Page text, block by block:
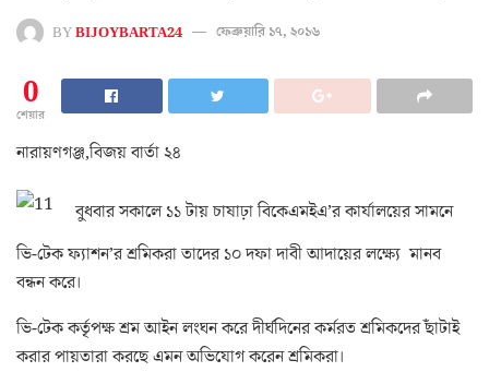
BYBIJOYBARTA24 ফেব্রুয়ারি ১৭, ২০১৬
0
শেয়ার
নারায়ণগঞ্জ,বিজয় বার্তা ২৪
বুধবার সকালে ১১ টায় চাষাঢ়া বিকেএমইএ’র কার্যালয়ের সামনে
ভি-টেক ফ্যাশন’র শ্রমিকরা তাদের ১০ দফা দাবী আদায়ের লক্ষ্যে মানব
বন্ধন করে।
ভি-টেক কর্তৃপক্ষ শ্রম আইন লংঘন করে দীর্ঘদিনের কর্মরত শ্রমিকদের ছাঁটাই
করার পায়তারা করছে এমন অভিযোগ করেন শ্রমিকরা।